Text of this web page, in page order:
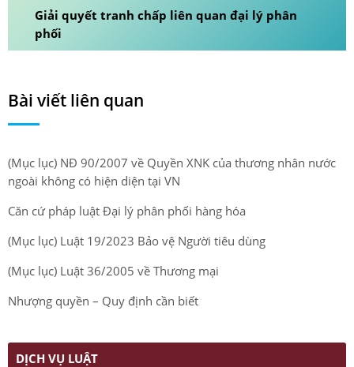
Giải quyết tranh chấp liên quan đại lý phân
phối
Bài viết liên quan
(Mục lục) NĐ 90/2007 về Quyền XNK của thương nhân nước
ngoài không có hiện diện tại VN
Căn cứ pháp luật Đại lý phân phối hàng hóa
(Mục lục) Luật 19/2023 Bảo vệ Người tiêu dùng
(Mục lục) Luật 36/2005 về Thương mại
Nhượng quyền – Quy định cần biết
DỊCH VỤ LUẬT